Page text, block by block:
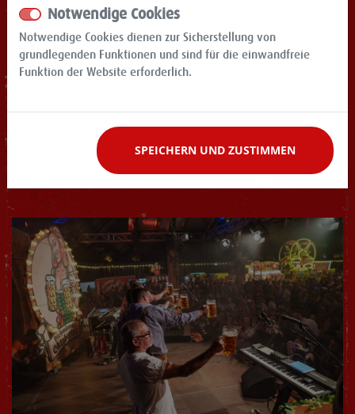
Notwendige Cookies
Notwendige Cookies dienen zur Sicherstellung von
grundlegenden Funktionen und sind für die einwandfreie
Funktion der Website erforderlich.
SPEICHERN UND ZUSTIMMEN